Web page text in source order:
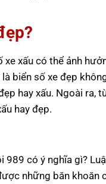
xấu có thể ảnh
biển số xe đẹp
hay xấu. Ngoài ra,
hay đẹp.
có ý nghĩa gì?
những băn khoăn